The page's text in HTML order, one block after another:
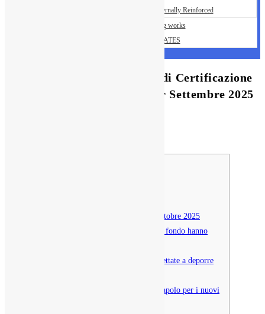
GRP Tank Internally Reinforced
HDPE Lining works
CERTIFICATES
Migliori Confusione Privato di Certificazione
addirittura Accertamento per Settembre 2025
Migliori giochi da asse cooperativi Ottobre 2025
⃣ I casa da gioco stranieri in assenza di fondo hanno
Quali sono le modalità di rimessa accettate a deporre
Gratifica senza tenuta è disponibili scapolo per i nuovi